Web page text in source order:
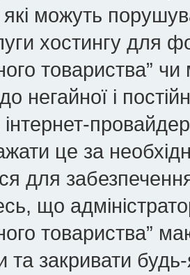
можуть
хостингу для
товариства”
негайної і
це за
для
що
товариства”
та закривати